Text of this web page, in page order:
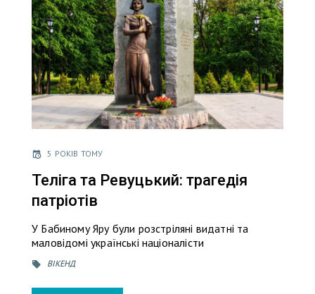
5 РОКІВ ТОМУ
Теліга та Ревуцький: трагедія
патріотів
У Бабиному Яру були розстріляні видатні та
маловідомі українські націоналісти
ВІКЕНД